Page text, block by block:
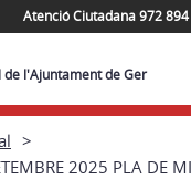
Atenció Ciutadana 972 894
de l'Ajuntament de Ger
2025 PLA DE